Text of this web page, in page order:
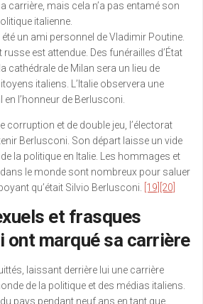
carrière, mais cela n’a pas entamé son
italienne.
un ami personnel de Vladimir Poutine.
russe est attendue. Des funérailles d’État
cathédrale de Milan sera un lieu de
italiens. L’Italie observera une
l’honneur de Berlusconi.
corruption et de double jeu, l’électorat
Berlusconi. Son départ laisse un vide
la politique en Italie. Les hommages et
dans le monde sont nombreux pour saluer
qu’était Silvio Berlusconi.
[19] [20]
et frasques
ont marqué sa carrière
laissant derrière lui une carrière
de la politique et des médias italiens.
du pays pendant neuf ans en tant que